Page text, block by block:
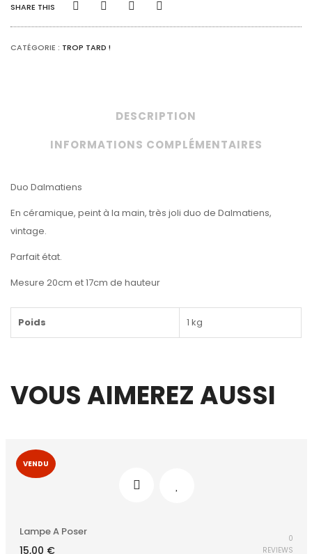
SHARE THIS
CATÉGORIE : TROP TARD !
DESCRIPTION
INFORMATIONS COMPLÉMENTAIRES
Duo Dalmatiens
En céramique, peint à la main, très joli duo de Dalmatiens,
vintage.
Parfait état.
Mesure 20cm et 17cm de hauteur
Poids 1 kg
VOUS AIMEREZ AUSSI
VENDU
Lampe A Poser
15,00 €
0
REVIEWS